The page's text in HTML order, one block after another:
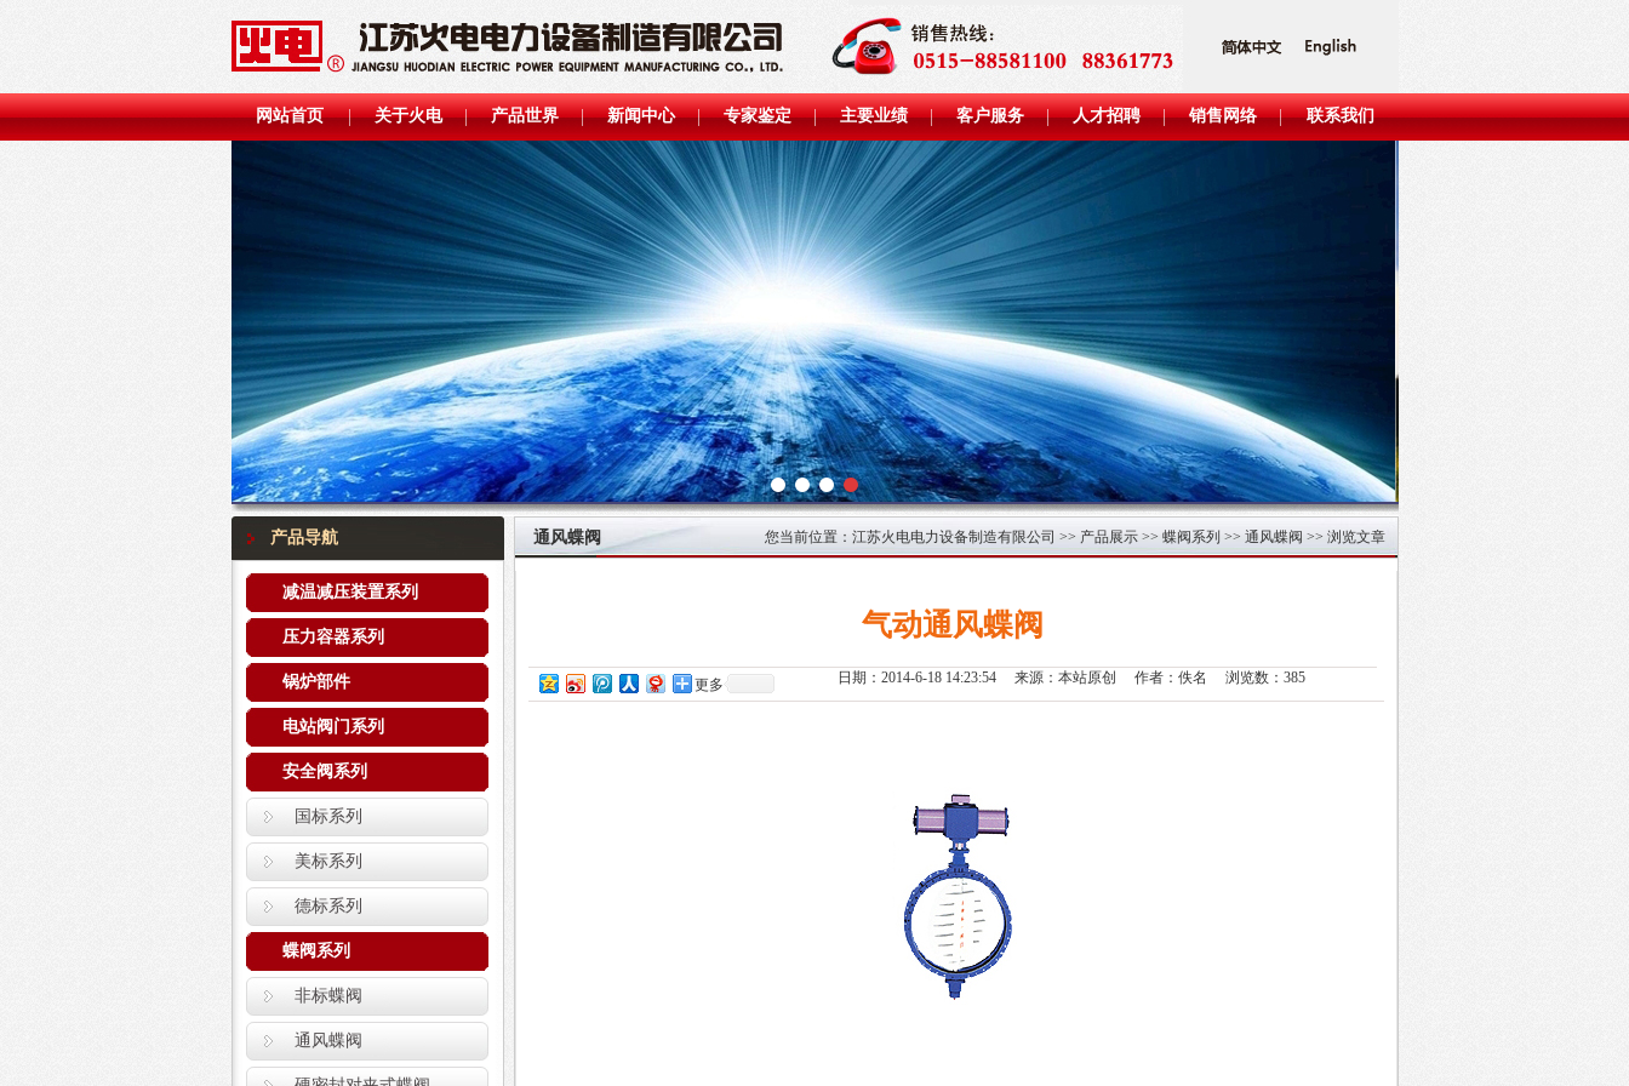
网站首页 关于火电 产品世界 新闻中心 专家鉴定 主要业绩 客户服务 人才招聘 销售网络 联系我们
产品导航
减温减压装置系列
压力容器系列
锅炉部件
电站阀门系列
安全阀系列
国标系列
美标系列
德标系列
蝶阀系列
非标蝶阀
通风蝶阀
您当前位置： 江苏火电电力设备制造有限公司 >> 产品展示>> 蝶阀系列 >> 通风蝶阀 >> 浏览文章
通风蝶阀
气动通风蝶阀
日期：2014-6-18 14:23:54 来源：本站原创 作者：佚名 浏览数： 385
更多